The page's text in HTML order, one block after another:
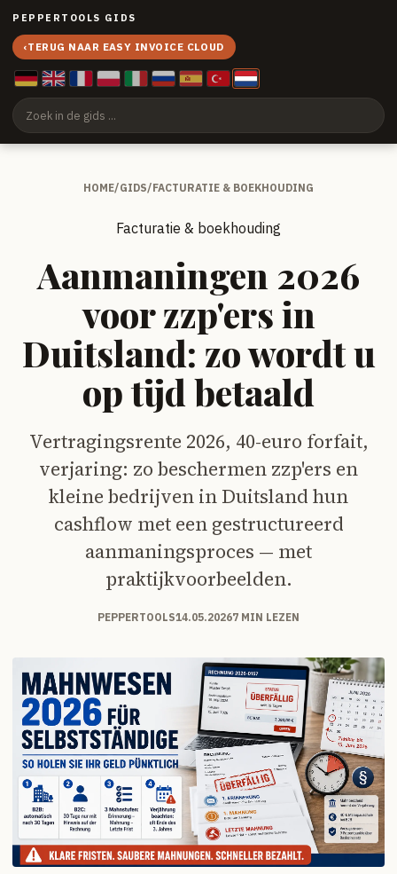
PEPPERTOOLS GIDS
‹TERUG NAAR EASY INVOICE CLOUD
HOME/GIDS/FACTURATIE & BOEKHOUDING
Facturatie & boekhouding
Aanmaningen 2026
voor zzp'ers in
Duitsland: zo wordt u
op tijd betaald
Vertragingsrente 2026, 40-euro forfait,
verjaring: zo beschermen zzp'ers en
kleine bedrijven in Duitsland hun
cashflow met een gestructureerd
aanmaningsproces — met
praktijkvoorbeelden.
PEPPERTOOLS14.05.20267 MIN LEZEN